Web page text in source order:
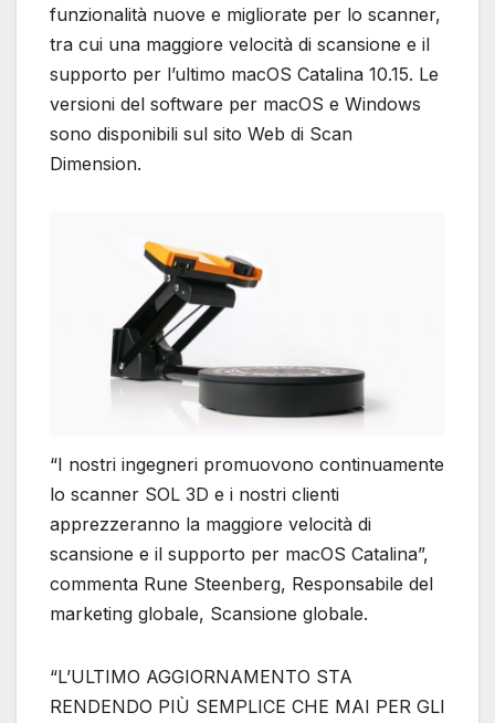
funzionalità nuove e migliorate per lo scanner,
tra cui una maggiore velocità di scansione e il
supporto per l’ultimo macOS Catalina 10.15. Le
versioni del software per macOS e Windows
sono disponibili sul sito Web di Scan
Dimension.
“I nostri ingegneri promuovono continuamente
lo scanner SOL 3D e i nostri clienti
apprezzeranno la maggiore velocità di
scansione e il supporto per macOS Catalina”,
commenta Rune Steenberg, Responsabile del
marketing globale, Scansione globale.
“L’ULTIMO AGGIORNAMENTO STA
RENDENDO PIÙ SEMPLICE CHE MAI PER GLI